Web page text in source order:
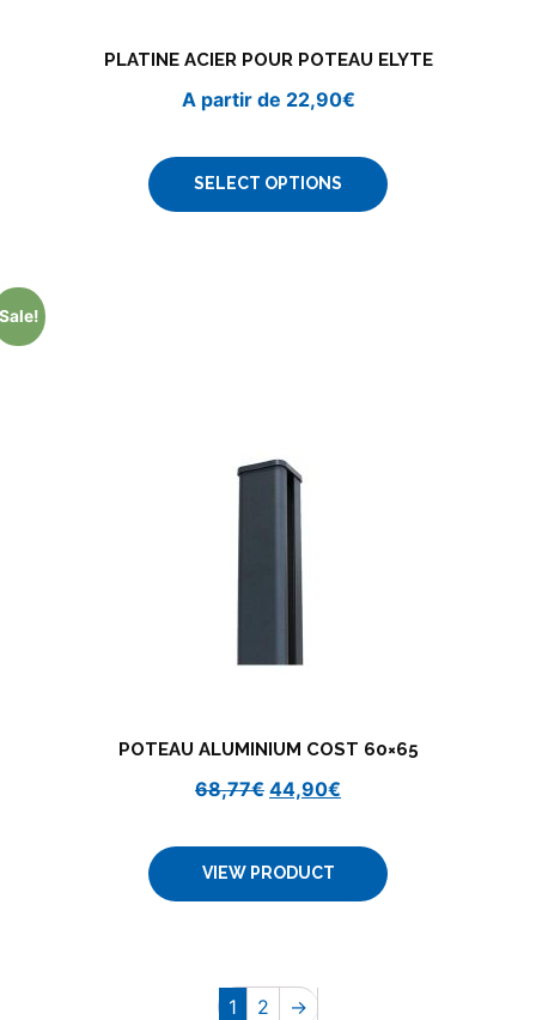
PLATINE ACIER POUR POTEAU ELYTE
A partir de 22,90€
SELECT OPTIONS
POTEAU ALUMINIUM COST 60×65
68,77€ 44,90€
VIEW PRODUCT
1 2 →